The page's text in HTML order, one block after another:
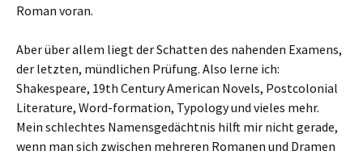
Roman voran.
Aber über allem liegt der Schatten des nahenden Examens,
der letzten, mündlichen Prüfung. Also lerne ich:
Shakespeare, 19th Century American Novels, Postcolonial
Literature, Word-formation, Typology und vieles mehr.
Mein schlechtes Namensgedächtnis hilft mir nicht gerade,
wenn man sich zwischen mehreren Romanen und Dramen